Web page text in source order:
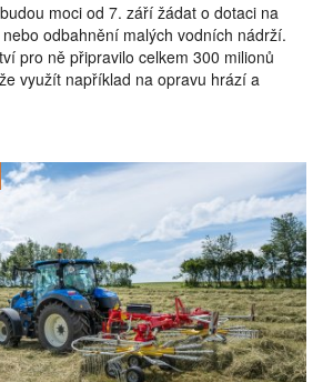
moci od 7. září žádat o dotaci na
odbahnění malých vodních nádrží.
pro ně připravilo celkem 300 milionů
využít například na opravu hrází a